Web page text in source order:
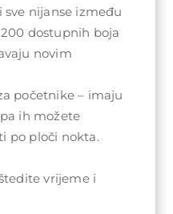
nijanse između
dostupnih boja
novim
početnike – imaju
ih možete
po ploči nokta.
vrijeme i